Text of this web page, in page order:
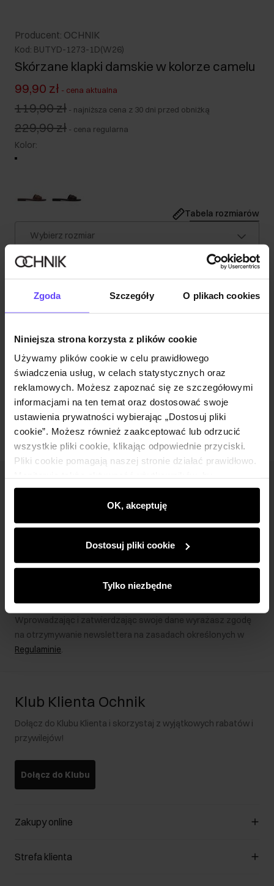
Zgoda Szczegóły O plikach cookies
Niniejsza strona korzysta z plików cookie
Używamy plików cookie w celu prawidłowego
świadczenia usług, w celach statystycznych oraz
reklamowych. Możesz zapoznać się ze szczegółowymi
informacjami na ten temat oraz dostosować swoje
ustawienia prywatności wybierając „Dostosuj pliki
cookie”. Możesz również zaakceptować lub odrzucić
wszystkie pliki cookie, klikając odpowiednie przyciski.
Pliki cookie pomagają naszej stronie działać prawidłowo.
wyświetlać im dopasowane do ich preferencji treści,
rekomendacje oraz komunikaty reklamowe informujące o
najnowszych promocjach w e-sklepie. Informacje o tym,
partnerom społecznościowym, reklamowym i
analitycznym. Partnerzy mogą połączyć te informacje z
podczas korzystania z ich usług.
OK, akceptuję
Dostosuj pliki cookie
Tylko niezbędne
Producent: OCHNIK
Kod: BUTYD-1273-1D(W26)
Skórzane klapki damskie w kolorze camelu
99,90 zł - cena aktualna
119,90 zł - najniższa cena z 30 dni przed obniżką
229,90 zł - cena regularna
Kolor:
Tabela rozmiarów
Wybierz rozmiar
Wysyłka w 1 dzień roboczy
Opis produktu
Skład
Opinie
Newsletter
Bądź na bieżąco z nowościami i promocjami!
Zapisz się
Wprowadzając i zatwierdzając swoje dane wyrażasz zgodę
na otrzymywanie newslettera na zasadach określonych w
Regulaminie.
Klub Klienta Ochnik
Dołącz do Klubu Klienta i skorzystaj z wyjątkowych rabatów i
przywilejów!
Dołącz do Klubu
Zakupy online
Zarządzaj cookies
Strefa klienta